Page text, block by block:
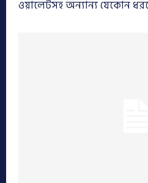
ওয়ালেটসহ অন্যান্য যেকোন